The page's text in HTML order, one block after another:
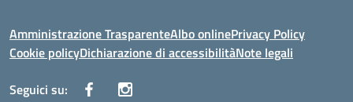
Amministrazione TrasparenteAlbo onlinePrivacy Policy
Cookie policyDichiarazione di accessibilitàNote legali
Seguici su: